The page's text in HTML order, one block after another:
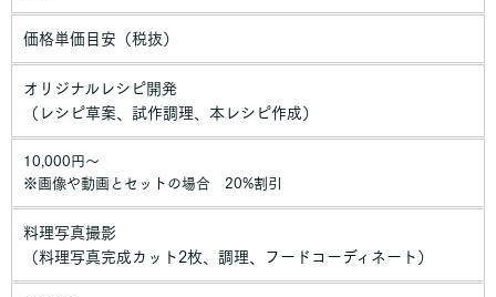
価格単価目安（税抜）
オリジナルレシピ開発
（レシピ草案、試作調理、本レシピ作成）
10,000円〜
※画像や動画とセットの場合 20%割引
料理写真撮影
（料理写真完成カット2枚、調理、フードコーディネート）